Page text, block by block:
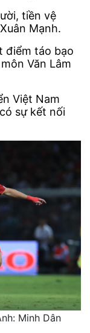
tiền vệ
Mạnh.
điểm táo bạo
Văn Lâm
Việt Nam
sự kết nối
Minh Dân